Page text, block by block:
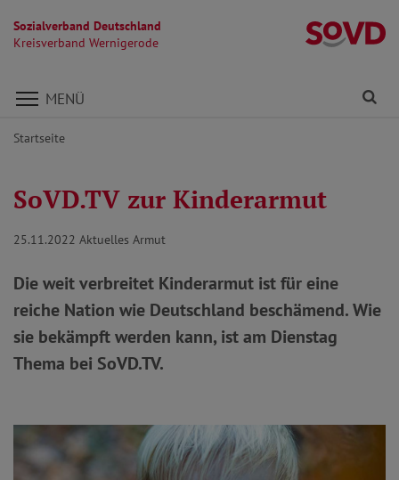
Sozialverband Deutschland
Kreisverband Wernigerode
Direkt zu den Inhalten springen
MENÜ
Startseite
SoVD.TV zur Kinderarmut
25.11.2022 Aktuelles Armut
Die weit verbreitet Kinderarmut ist für eine
reiche Nation wie Deutschland beschämend. Wie
sie bekämpft werden kann, ist am Dienstag
Thema bei SoVD.TV.